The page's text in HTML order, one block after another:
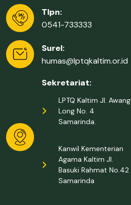
Tlpn:
0541-733333
Surel:
humas@lptqkaltim.or.id
Sekretariat:
LPTQ Kaltim Jl. Awang
Long No. 4
Samarinda.
Kanwil Kementerian
Agama Kaltim Jl.
Basuki Rahmat No.42
Samarinda